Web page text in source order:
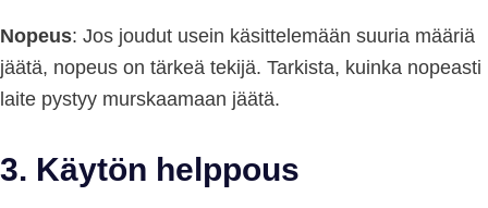
Nopeus: Jos joudut usein käsittelemään suuria määriä
jäätä, nopeus on tärkeä tekijä. Tarkista, kuinka nopeasti
laite pystyy murskaamaan jäätä.
3. Käytön helppous